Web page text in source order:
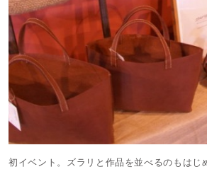
初イベント。ズラリと作品を並べるのもはじ